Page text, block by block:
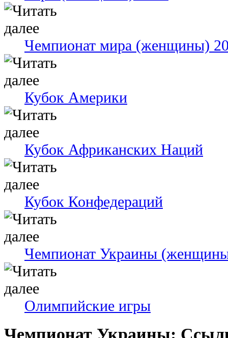
Чемпионат мира (женщины)
Кубок Америки
Кубок Африканских Наций
Кубок Конфедераций
Чемпионат Украины
Олимпийские игры